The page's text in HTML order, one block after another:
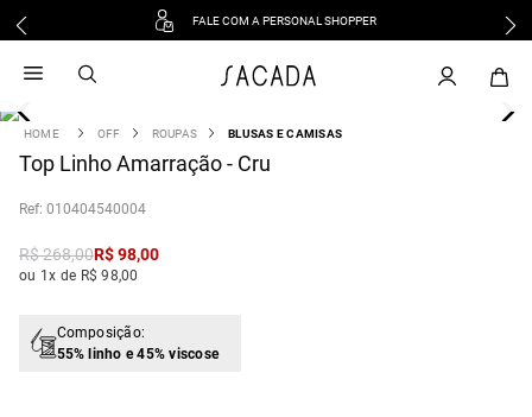
FALE COM A PERSONAL SHOPPER
OFF ROUPAS BLUSAS E CAMISAS
Top Linho Amarração - Cru
: 010404540004
R$268,00R$98,00
ou 1x de R$ 98,00
Composição:
55% linho e 45% viscose
vestido
3 º blusa
º tricot
º macacão
jeans
vestido curto